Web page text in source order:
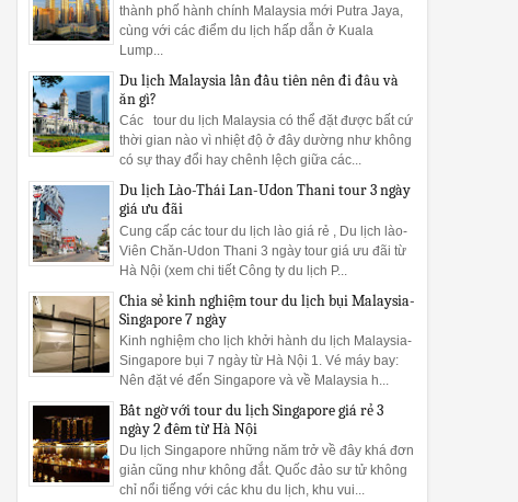
thành phố hành chính Malaysia mới Putra Jaya,
cùng với các điểm du lịch hấp dẫn ở Kuala
Lump...
Du lịch Malaysia lần đầu tiên nên đi đâu và
ăn gì?
Các tour du lịch Malaysia có thể đặt được bất cứ
thời gian nào vì nhiệt độ ở đây dường như không
có sự thay đổi hay chênh lệch giữa các...
Du lịch Lào-Thái Lan-Udon Thani tour 3 ngày
giá ưu đãi
Cung cấp các tour du lịch lào giá rẻ , Du lịch lào-
Viên Chăn-Udon Thani 3 ngày tour giá ưu đãi từ
Hà Nội (xem chi tiết Công ty du lịch P...
Chia sẻ kinh nghiệm tour du lịch bụi Malaysia-
Singapore 7 ngày
Kinh nghiệm cho lịch khởi hành du lịch Malaysia-
Singapore bụi 7 ngày từ Hà Nội 1. Vé máy bay:
Nên đặt vé đến Singapore và về Malaysia h...
Bất ngờ với tour du lịch Singapore giá rẻ 3
ngày 2 đêm từ Hà Nội
Du lịch Singapore những năm trở về đây khá đơn
giản cũng như không đắt. Quốc đảo sư tử không
chỉ nổi tiếng với các khu du lịch, khu vui...